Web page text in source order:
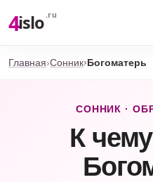
4islo .ru
Главная Сонник Богоматерь
СОННИК ·
К